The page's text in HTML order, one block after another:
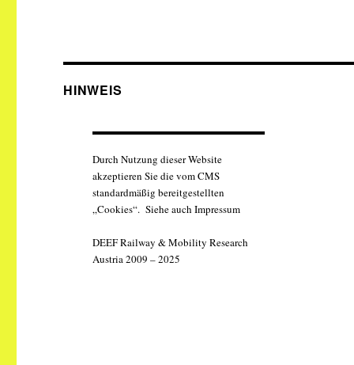
HINWEIS
Durch Nutzung dieser Website
akzeptieren Sie die vom CMS
standardmäßig bereitgestellten
„Cookies“. Siehe auch Impressum
DEEF Railway & Mobility Research
Austria 2009 – 2025